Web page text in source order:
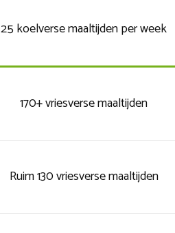
25 koelverse maaltijden per week
170+ vriesverse maaltijden
Ruim 130 vriesverse maaltijden